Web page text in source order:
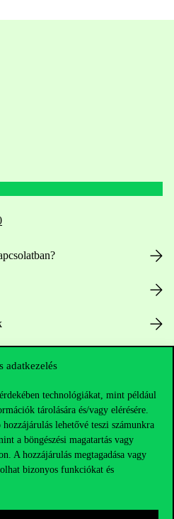
adatkezelés
technológiákat, mint például
tárolására és/vagy elérésére.
lehetővé teszi számunkra
a böngészési magatartás vagy
A hozzájárulás megtagadása vagy
bizonyos funkciókat és